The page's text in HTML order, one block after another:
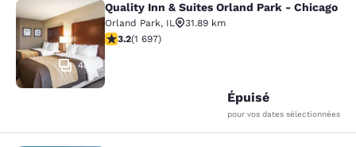
Quality Inn & Suites Orland Park -
48
Quality Inn & Suites Orland Park - Chicago
Orland Park, IL
31.89 km
3.22 étoiles. Bien. 1697 commentaires
3.2(1 697)
Épuisé
pour vos dates sélectionnées